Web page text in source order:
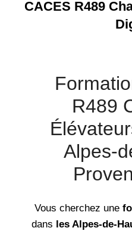
CACES R489
R489
Alpes-
Vous cherchez une
dans les Alpes-de-